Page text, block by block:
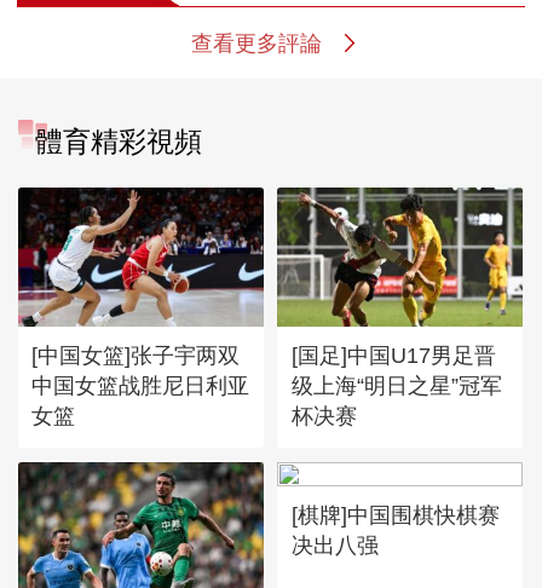
查看更多評論
體育精彩視頻
[中国女篮]张子宇两双
中国女篮战胜尼日利亚
女篮
[国足]中国U17男足晋
级上海“明日之星”冠军
杯决赛
[棋牌]中国围棋快棋赛
决出八强